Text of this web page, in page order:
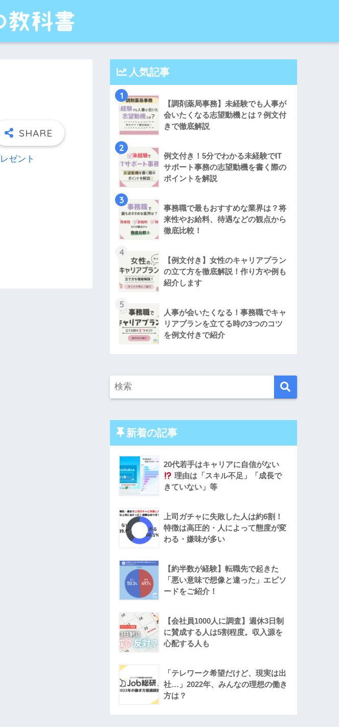
ゼント
人気記事
1
【調剤薬局事務】未経験でも人事が
会いたくなる志望動機とは？例文付
きで徹底解説
2
例文付き！5分でわかる未経験でIT
サポート事務の志望動機を書く際の
ポイントを解説
3
事務職で最もおすすめな業界は？将
来性やお給料、待遇などの観点から
徹底比較！
4
【例文付き】女性のキャリアプラン
の立て方を徹底解説！作り方や例も
紹介します
5
人事が会いたくなる！事務職でキャ
リアプランを立てる時の3つのコツ
を例文付きで紹介
新着の記事
20代若手はキャリアに自信がない
理由は「スキル不足」「成長で
きていない」等
上司ガチャに失敗した人は約6割！
特徴は高圧的・人によって態度が変
わる・嫌味が多い
【約半数が経験】転職先で起きた
「悪い意味で想像と違った」エピソ
ードをご紹介！
【会社員1000人に調査】週休3日制
に賛成する人は5割程度。収入源を
心配する人も
「テレワーク希望だけど、現実は出
社…」2022年、みんなの理想の働き
方は？